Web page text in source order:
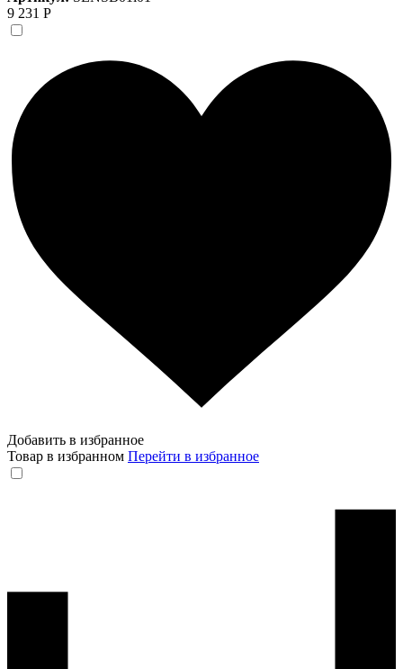
9 231 Р
Добавить в избранное
Товар в избранном Перейти в избранное